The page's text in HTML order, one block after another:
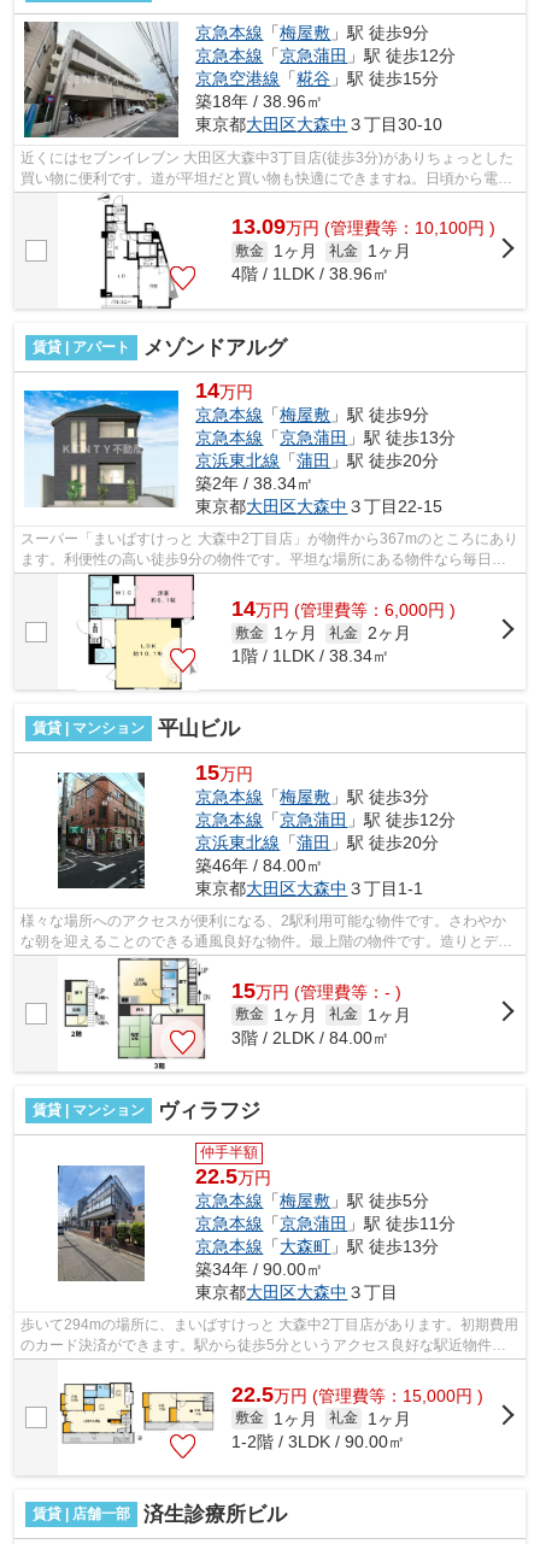
京急本線 「梅屋敷 」駅 徒歩9分
京急本線 「京急蒲田 」駅 徒歩12分
京急空港線 「糀谷 」駅 徒歩15分
築18年 / 38.96㎡
東京都大田区大森中 ３丁目30-10
近くにはセブンイレブン 大田区大森中3丁目店(徒歩3分)がありちょっとした
買い物に便利です。道が平坦だと買い物も快適にできますね。日頃から電車
をよく利用するなら2駅利用可能な物...
13.09万円 (管理費等：10,100円 )
敷金 1ヶ月 礼金
1ヶ月
4階 / 1LDK / 38.96㎡
賃貸 | アパート メゾンドアルグ
14万円
京急本線 「梅屋敷 」駅 徒歩9分
京急本線 「京急蒲田 」駅 徒歩13分
京浜東北線 「蒲田 」駅 徒歩20分
築2年 / 38.34㎡
東京都大田区大森中 ３丁目22-15
スーパー「まいばすけっと 大森中2丁目店」が物件から367mのところにあり
ます。利便性の高い徒歩9分の物件です。平坦な場所にある物件なら毎日の
移動も快適です。初期費用はカードで決...
14万円 (管理費等：6,000円 )
敷金 1ヶ月 礼金
2ヶ月
1階 / 1LDK / 38.34㎡
賃貸 | マンション 平山ビル
15万円
京急本線 「梅屋敷 」駅 徒歩3分
京急本線 「京急蒲田 」駅 徒歩12分
京浜東北線 「蒲田 」駅 徒歩20分
築46年 / 84.00㎡
東京都大田区大森中 ３丁目1-1
様々な場所へのアクセスが便利になる、2駅利用可能な物件です。さわやか
な朝を迎えることのできる通風良好な物件。最上階の物件です。造りとデザ
インに関して、自信をもって情報を提供...
15万円 (管理費等：- )
敷金 1ヶ月 礼金
1ヶ月
3階 / 2LDK / 84.00㎡
賃貸 | マンション ヴィラフジ
仲手半額
22.5万円
京急本線 「梅屋敷 」駅 徒歩5分
京急本線 「京急蒲田 」駅 徒歩11分
京急本線 「大森町 」駅 徒歩13分
築34年 / 90.00㎡
東京都大田区大森中 ３丁目
歩いて294mの場所に、まいばすけっと 大森中2丁目店があります。初期費用
のカード決済ができます。駅から徒歩5分というアクセス良好な駅近物件は
22.5万円 (管理費等：15,000円 )
敷金 1ヶ月 礼金
1ヶ月
1-2階 / 3LDK / 90.00㎡
賃貸 | 店舗一部 済生診療所ビル